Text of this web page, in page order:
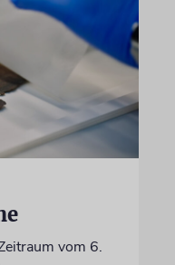
vom 6.